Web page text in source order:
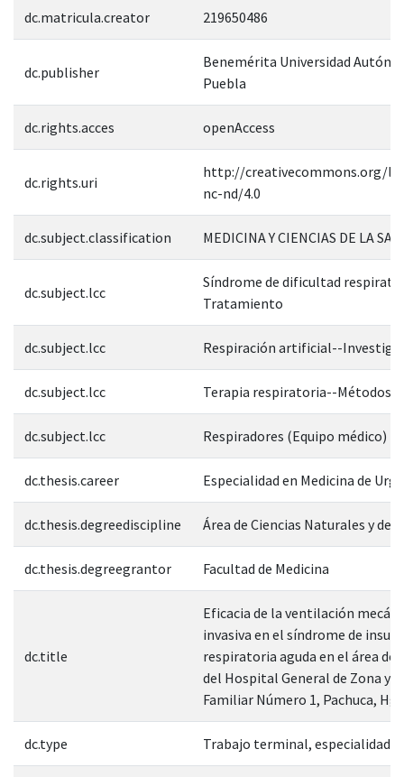
dc.matricula.creator 219650486
dc.publisher
Benemérita Universidad
Puebla
dc.rights.acces openAccess
dc.rights.uri
http://creativecommons.org/
nc-nd/4.0
dc.subject.classification MEDICINA Y CIENCIAS DE LA
dc.subject.lcc
Síndrome de dificultad
Tratamiento
dc.subject.lcc Respiración artificial--
dc.subject.lcc Terapia respiratoria--Métodos
dc.subject.lcc Respiradores (Equipo médico)
dc.thesis.career Especialidad en Medicina de
dc.thesis.degreediscipline Área de Ciencias Naturales y de
dc.thesis.degreegrantor Facultad de Medicina
dc.title
Eficacia de la ventilación
invasiva en el síndrome de
respiratoria aguda en el área de
del Hospital General de Zona y
Familiar Número 1, Pachuca,
dc.type Trabajo terminal, especialidad